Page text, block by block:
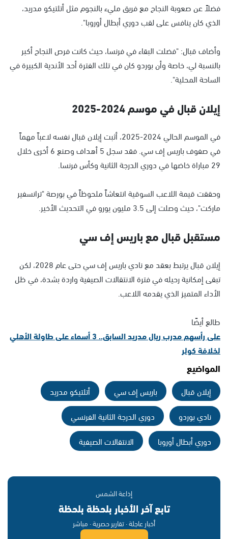
فضلاً عن صعوبة النجاح مع فريق مليء بالنجوم مثل أتلتيكو مدريد،
الذي كان ينافس على لقب دوري أبطال أوروبا".
وأضاف قبال: "فضلت البقاء في فرنسا، حيث كانت فرص النجاح أكبر
بالنسبة لي، خاصة وأن بوردو كان في تلك الفترة أحد الأندية الكبيرة في
الساحة المحلية".
إيلان قبال في موسم 2024-2025
في الموسم الحالي 2024-2025، أثبت إيلان قبال نفسه لاعباً مهماً
في صفوف باريس إف سي. فقد سجل 5 أهداف وصنع 6 أخرى خلال
29 مباراة خاضها في دوري الدرجة الثانية وكأس فرنسا.
وحققت قيمة اللاعب السوقية انتعاشاً ملحوظاً في بورصة "ترانسفير
ماركت"، حيث وصلت إلى 3.5 مليون يورو في التحديث الأخير.
مستقبل قبال مع باريس إف سي
إيلان قبال يرتبط بعقد مع نادي باريس إف سي حتى عام 2028، لكن
تبقى إمكانية رحيله في فترة الانتقالات الصيفية واردة بشدة، في ظل
الأداء المتميز الذي يقدمه اللاعب.
طالع أيضًا
على رأسهم مدرب ريال مدريد السابق.. 3 أسماء على طاولة الأهلي
لخلافة كولر
المواضيع
إيلان قبال باريس إف سي
أتلتيكو مدريد
نادي بوردو
دوري الدرجة الثانية الفرنسي
دوري أبطال أوروبا
الانتقالات الصيفية
إذاعة الشمس
تابع آخر الأخبار بلحظة بلحظة
أخبار عاجلة · تقارير حصرية · مباشر